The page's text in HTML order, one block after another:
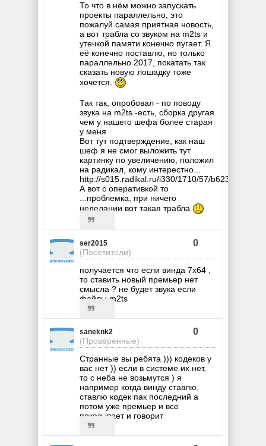
То что в нём можно запускать
проекты параллельно, это
пожалуй самая приятная новость,
а вот трабла со звуком на m2ts и
утечкой памяти конечно пугает. Я
её конечно поставлю, но только
параллельно 2017, покатать так
сказать новую лошадку тоже
хочется.
Так так, опробовал - по поводу
звука на m2ts -есть, сборка другая
чем у нашего шефа более старая
у меня
Вот тут подтверждение, как наш
шеф я не смог выложить тут
картинку по увеличению, положил
на радикал, кому интерестно...
http://s015.radikal.ru/i330/1710/57/
А вот с оперативкой то
...проблемка, при ничего
неделании вот такая трабла
ser2015
(Посетители)
0
получается что если винда 7х64 ,
то ставить новый премьер нет
смысла ? не будет звука если
файлы m2ts
saneknk2
(Проверенные)
0
Странные вы ребята ))) кодеков у
вас нет )) если в системе их нет,
то с неба не возьмутся ) я
например когда винду ставлю,
ставлю кодек пак последний а
потом уже премьер и все
показывает и говорит